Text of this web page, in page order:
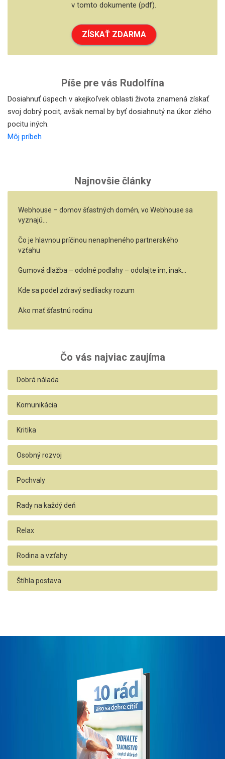
v tomto dokumente (pdf).
ZÍSKAŤ ZDARMA
Píše pre vás Rudolfína
Dosiahnuť úspech v akejkoľvek oblasti života znamená získať
svoj dobrý pocit, avšak nemal by byť dosiahnutý na úkor zlého
pocitu iných.
Môj príbeh
Najnovšie články
Webhouse – domov šťastných domén, vo Webhouse sa
vyznajú…
Čo je hlavnou príčinou nenaplneného partnerského
vzťahu
Gumová dlažba – odolné podlahy – odolajte im, inak…
Kde sa podel zdravý sedliacky rozum
Ako mať šťastnú rodinu
Čo vás najviac zaujíma
Dobrá nálada
Komunikácia
Kritika
Osobný rozvoj
Pochvaly
Rady na každý deň
Relax
Rodina a vzťahy
Štíhla postava